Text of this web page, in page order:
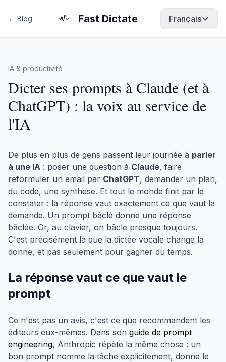
← Blog Fast Dictate Français
IA & productivité
Dicter ses prompts à Claude (et à
ChatGPT) : la voix au service de
l'IA
De plus en plus de gens passent leur journée à parler
à une IA : poser une question à Claude, faire
reformuler un email par ChatGPT, demander un plan,
du code, une synthèse. Et tout le monde finit par le
constater : la réponse vaut exactement ce que vaut la
demande. Un prompt bâclé donne une réponse
bâclée. Or, au clavier, on bâcle presque toujours.
C'est précisément là que la dictée vocale change la
donne, et pas seulement pour gagner du temps.
La réponse vaut ce que vaut le
prompt
Ce n'est pas un avis, c'est ce que recommandent les
éditeurs eux-mêmes. Dans son guide de prompt
engineering, Anthropic répète la même chose : un
bon prompt nomme la tâche explicitement, donne le